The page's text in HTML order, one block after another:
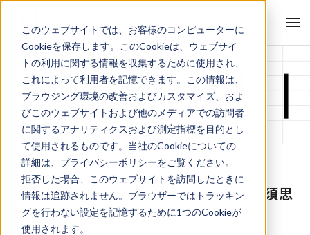
このウェブサイトでは、お客様のコンピューターに
Cookieを保存します。このCookieは、ウェブサイ
トの利用に関する情報を収集するために使用され、
これによって利用者を記憶できます。この情報は、
ブラウジング環境の改善およびカスタマイズ、およ
びこのウェブサイトおよび他のメディアでの訪問者
に関するアナリティクスおよび測定指標を目的とし
て使用されるものです。当社のCookieについての
詳細は、プライバシーポリシーをご覧ください。
拒否した場合、このウェブサイトを訪問したときに
情報は追跡されません。ブラウザーではトラッキン
グを行わない設定を記憶するために1つのCookieが
使用されます。
イベント・セミナー
生成AIを真に使いこなすための3つの必須思
考法